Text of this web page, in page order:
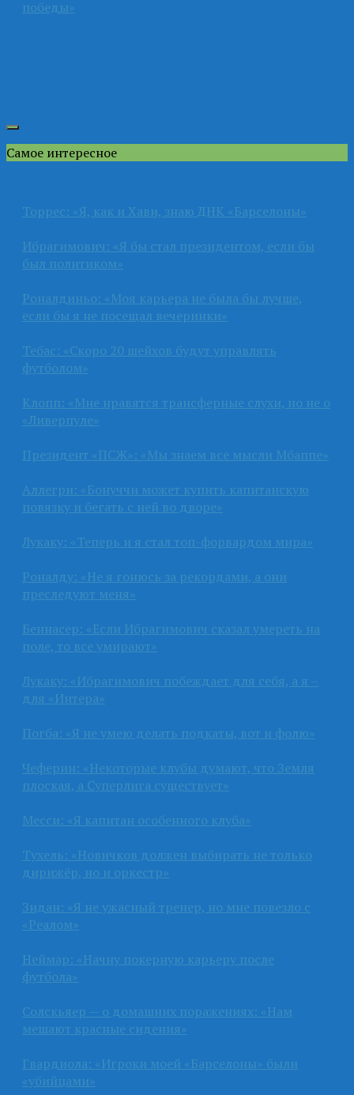
победы»
Самое интересное
Торрес: «Я, как и Хави, знаю ДНК «Барселоны»
Ибрагимович: «Я бы стал президентом, если бы
был политиком»
Роналдиньо: «Моя карьера не была бы лучше,
если бы я не посещал вечеринки»
Тебас: «Скоро 20 шейхов будут управлять
футболом»
Клопп: «Мне нравятся трансферные слухи, но не о
«Ливерпуле»
Президент «ПСЖ»: «Мы знаем все мысли Мбаппе»
Аллегри: «Бонуччи может купить капитанскую
повязку и бегать с ней во дворе»
Лукаку: «Теперь и я стал топ-форвардом мира»
Роналду: «Не я гонюсь за рекордами, а они
преследуют меня»
Беннасер: «Если Ибрагимович сказал умереть на
поле, то все умирают»
Лукаку: «Ибрагимович побеждает для себя, а я –
для «Интера»
Погба: «Я не умею делать подкаты, вот и фолю»
Чеферин: «Некоторые клубы думают, что Земля
плоская, а Суперлига существует»
Месси: «Я капитан особенного клуба»
Тухель: «Новичков должен выбирать не только
дирижёр, но и оркестр»
Зидан: «Я не ужасный тренер, но мне повезло с
«Реалом»
Неймар: «Начну покерную карьеру после
футбола»
Солскьяер — о домашних поражениях: «Нам
мешают красные сидения»
Гвардиола: «Игроки моей «Барселоны» были
«убийцами»